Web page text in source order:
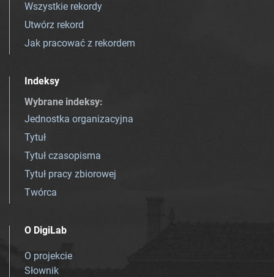
Wszystkie rekordy
Utwórz rekord
Jak pracować z rekordem
Indeksy
Wybrane indeksy:
Jednostka organizacyjna
Tytuł
Tytuł czasopisma
Tytuł pracy zbiorowej
Twórca
O DigiLab
O projekcie
Słownik